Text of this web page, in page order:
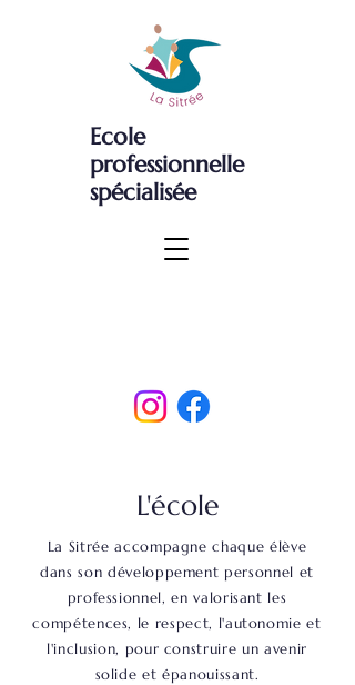
Ecole
professionnelle
spécialisée
L'école
La Sitrée accompagne chaque élève
dans son développement personnel et
professionnel, en valorisant les
compétences, le respect, l'autonomie et
l'inclusion, pour construire un avenir
solide et épanouissant.